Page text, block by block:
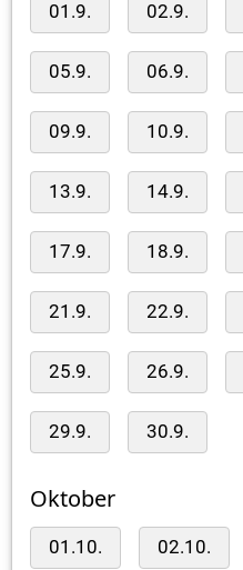
01.9. 02.9.
05.9. 06.9.
09.9. 10.9.
13.9. 14.9.
17.9. 18.9.
21.9. 22.9.
25.9. 26.9.
29.9. 30.9.
Oktober
01.10. 02.10.